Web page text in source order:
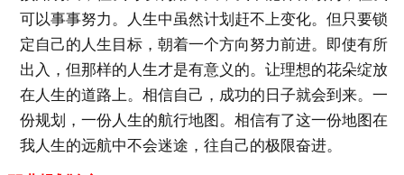
可以事事努力。人生中虽然计划赶不上变化。但只要锁
定自己的人生目标，朝着一个方向努力前进。即使有所
出入，但那样的人生才是有意义的。让理想的花朵绽放
在人生的道路上。相信自己，成功的日子就会到来。一
份规划，一份人生的航行地图。相信有了这一份地图在
我人生的远航中不会迷途，往自己的极限奋进。